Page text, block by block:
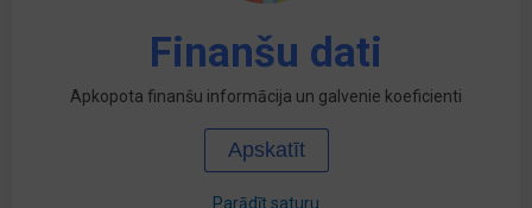
Finanšu dati
Apkopota finanšu informācija un galvenie koeficienti
Apskatīt
Parādīt saturu